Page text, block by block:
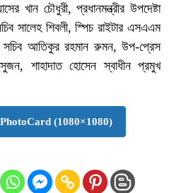
খান চৌধুরী, প্রধানমন্ত্রীর উপদেষ্টা
সালেহ শিবলী, স্পিচ রাইটার এসএএম
সচিব আতিকুর রহমান রুমন, উপ-প্রেস
শাহাদাত হোসেন স্বাধীন প্রমুখ
(1080×1080)